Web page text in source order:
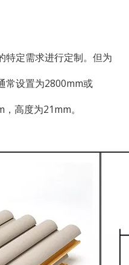
特定需求进行定制。但为
常设置为2800mm或
高度为21mm。